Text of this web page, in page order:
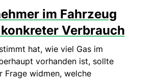
im Fahrzeug
Verbrauch
hat, wie viel Gas im
vorhanden ist, sollte
Frage widmen, welche